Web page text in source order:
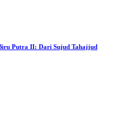
Putra II: Dari Sujud Tahajjud